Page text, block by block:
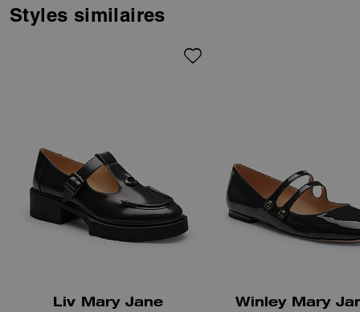
Styles similaires
Liv Mary Jane Winley Mary